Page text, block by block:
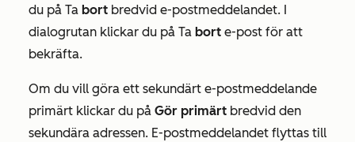
du på Ta bort bredvid e-postmeddelandet.
dialogrutan klickar du på Ta bort e-post för att
bekräfta.
Om du vill göra ett sekundärt e-postmeddelande
primärt klickar du på Gör primärt bredvid den
sekundära adressen. E-postmeddelandet flyttas till